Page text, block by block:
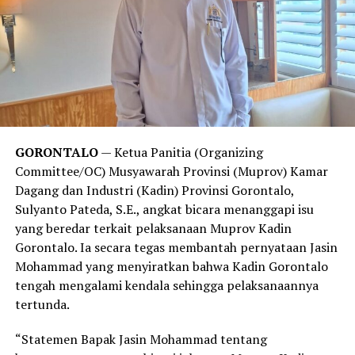
GORONTALO— Ketua Panitia (Organizing
Committee/OC) Musyawarah Provinsi (Muprov) Kamar
Dagang dan Industri (Kadin) Provinsi Gorontalo,
Sulyanto Pateda, S.E., angkat bicara menanggapi isu
yang beredar terkait pelaksanaan Muprov Kadin
Gorontalo. Ia secara tegas membantah pernyataan Jasin
Mohammad yang menyiratkan bahwa Kadin Gorontalo
tengah mengalami kendala sehingga pelaksanaannya
tertunda.
“Statemen Bapak Jasin Mohammad tentang